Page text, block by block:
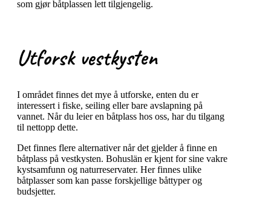
som gjør båtplassen lett tilgjengelig.
Utforsk vestkysten
I området finnes det mye å utforske, enten du er
interessert i fiske, seiling eller bare avslapning på
vannet. Når du leier en båtplass hos oss, har du tilgang
til nettopp dette.
Det finnes flere alternativer når det gjelder å finne en
båtplass på vestkysten. Bohuslän er kjent for sine vakre
kystsamfunn og naturreservater. Her finnes ulike
båtplasser som kan passe forskjellige båttyper og
budsjetter.